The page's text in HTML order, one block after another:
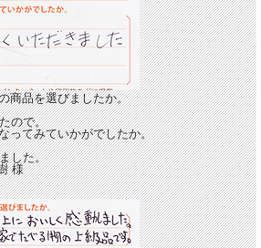
商品を選びましたか。
ので。
ってみていかがでしたか。
した。
様